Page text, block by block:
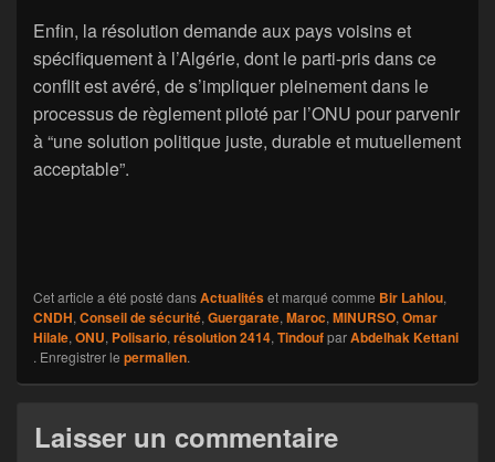
Enfin, la résolution demande aux pays voisins et
spécifiquement à l’Algérie, dont le parti-pris dans ce
conflit est avéré, de s’impliquer pleinement dans le
processus de règlement piloté par l’ONU pour parvenir
à “une solution politique juste, durable et mutuellement
acceptable”.
Cet article a été posté dansActualitéset marqué comme Bir Lahlou,
CNDH, Conseil de sécurité, Guergarate, Maroc, MINURSO, Omar
Hilale, ONU, Polisario, résolution 2414, TindoufparAbdelhak Kettani
. Enregistrer le permalien.
Laisser un commentaire